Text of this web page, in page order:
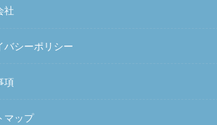
社
バシーポリシー
項
マップ